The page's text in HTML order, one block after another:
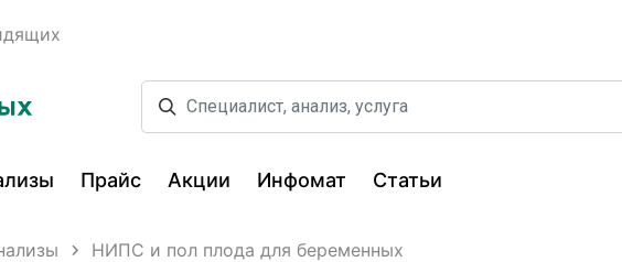
Прайс Акции Инфомат Статьи
НИПС и пол плода для беременных